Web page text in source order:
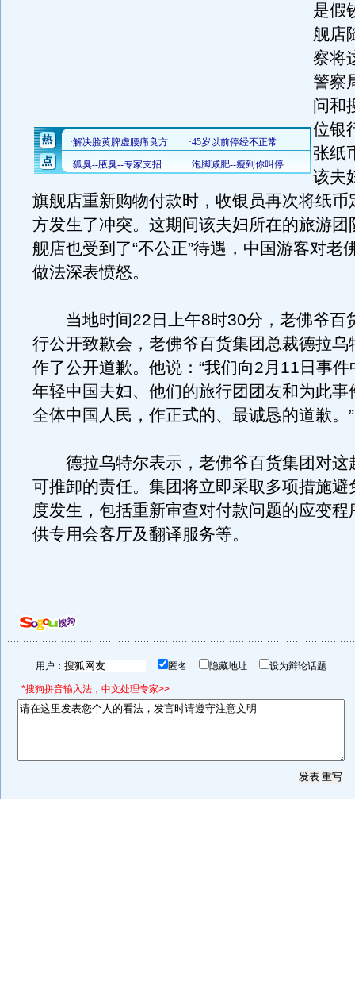
是假
舰店
察将
警察
问和
位银
张纸
该夫
旗舰店重新购物付款时，收银员再次将纸币
方发生了冲突。这期间该夫妇所在的旅游团
舰店也受到了“不公正”待遇，中国游客对老
做法深表愤怒。
当地时间22日上午8时30分，老佛爷百
行公开致歉会，老佛爷百货集团总裁德拉乌
作了公开道歉。他说：“我们向2月11日事
年轻中国夫妇、他们的旅行团团友和为此事
全体中国人民，作正式的、最诚恳的道歉。”
德拉乌特尔表示，老佛爷百货集团对这
可推卸的责任。集团将立即采取多项措施避
度发生，包括重新审查对付款问题的应变程
供专用会客厅及翻译服务等。
用户： 匿名 隐藏地址 设为辩论话题
*搜狗拼音输入法，中文处理专家>>